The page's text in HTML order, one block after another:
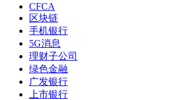
CFCA
区块链
手机银行
5G消息
理财子公司
绿色金融
广发银行
上市银行